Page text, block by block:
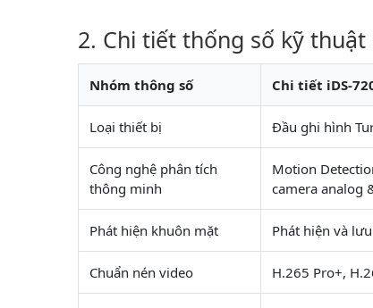
Chi tiết thống số kỹ thuật
Nhóm thông số Chi tiết iDS-
Loại thiết bị Đầu ghi hình
Công nghệ phân tích
thông minh
Motion
camera analog
Phát hiện khuôn mặt Phát hiện và
Chuẩn nén video H.265 Pro+,